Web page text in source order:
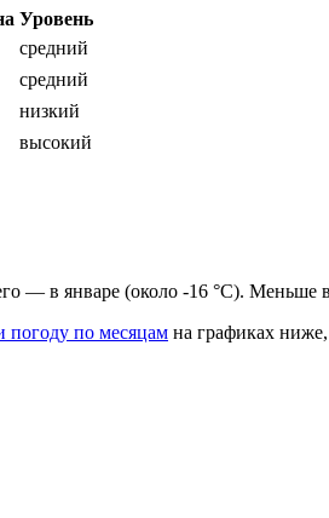
Уровень
средний
средний
низкий
высокий
— в январе (около -16 °C). Меньше
погоду по месяцам на графиках